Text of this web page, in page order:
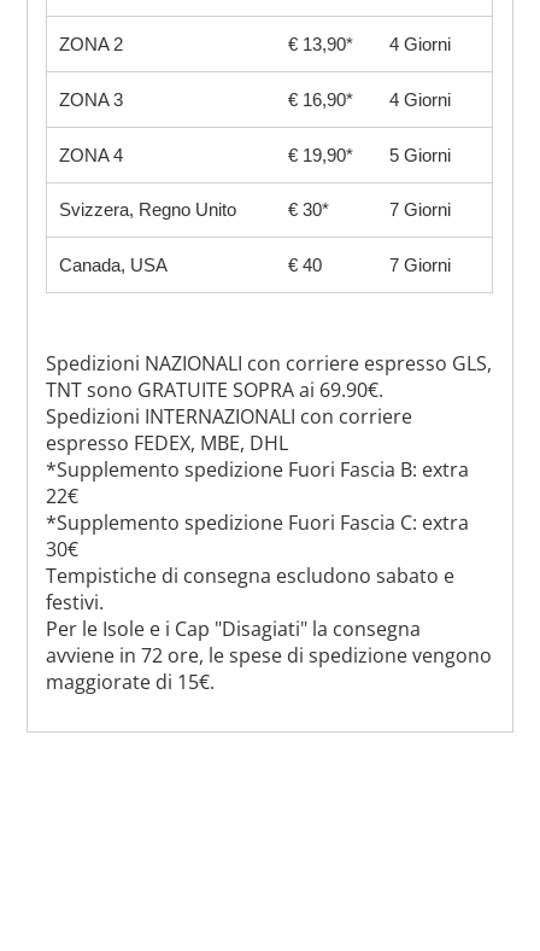
ZONA 2 € 13,90* 4 Giorni
ZONA 3 € 16,90* 4 Giorni
ZONA 4 € 19,90* 5 Giorni
Svizzera, Regno Unito € 30* 7 Giorni
Canada, USA € 40 7 Giorni
Spedizioni NAZIONALI con corriere espresso GLS,
TNT sono GRATUITE SOPRA ai 69.90€.
Spedizioni INTERNAZIONALI con corriere
espresso FEDEX, MBE, DHL
*Supplemento spedizione Fuori Fascia B: extra
22€
*Supplemento spedizione Fuori Fascia C: extra
30€
Tempistiche di consegna escludono sabato e
festivi.
Per le Isole e i Cap "Disagiati" la consegna
avviene in 72 ore, le spese di spedizione vengono
maggiorate di 15€.